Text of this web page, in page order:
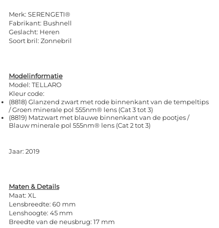
Merk: SERENGETI®
Fabrikant: Bushnell
Geslacht: Heren
Soort bril: Zonnebril
Modelinformatie
Model: TELLARO
Kleur code:
(8818) Glanzend zwart met rode binnenkant van de tempeltips
/ Groen minerale pol 555nm® lens (Cat 3 tot 3)
(8819) Matzwart met blauwe binnenkant van de pootjes /
Blauw minerale pol 555nm® lens (Cat 2 tot 3)
Jaar: 2019
Maten & Details
Maat: XL
Lensbreedte: 60 mm
Lenshoogte: 45 mm
Breedte van de neusbrug: 17 mm